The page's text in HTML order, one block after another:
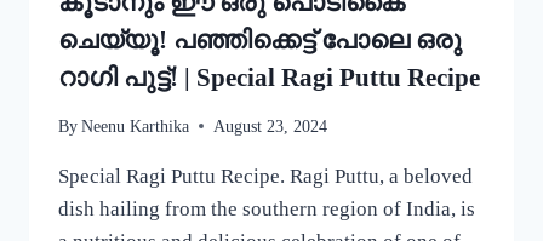
ചെയ്യൂ! പഞ്ഞിക്കെട്ട് പോലെ ഒരു
റാഗി പുട്ട്! | Special Ragi Puttu Recipe
By Neenu Karthika August 23, 2024
Special Ragi Puttu Recipe. Ragi Puttu, a beloved
dish hailing from the southern region of India, is